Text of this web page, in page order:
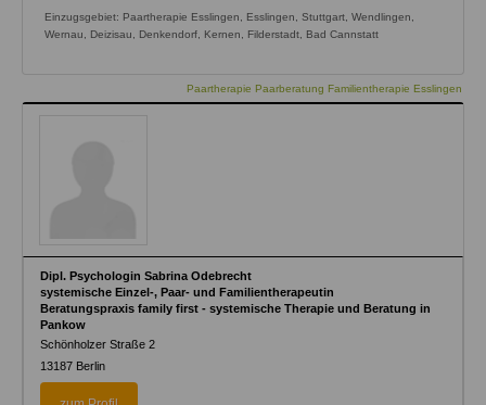
Einzugsgebiet: Paartherapie Esslingen, Esslingen, Stuttgart, Wendlingen,
Wernau, Deizisau, Denkendorf, Kernen, Filderstadt, Bad Cannstatt
Paartherapie Paarberatung Familientherapie Esslingen
Dipl. Psychologin Sabrina Odebrecht
systemische Einzel-, Paar- und Familientherapeutin
Beratungspraxis family first - systemische Therapie und Beratung in
Pankow
Schönholzer Straße 2
13187 Berlin